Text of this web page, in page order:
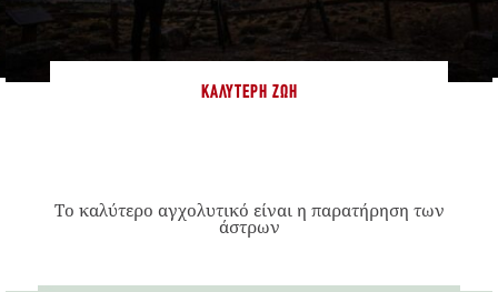
ΚΑΛΎΤΕΡΗ ΖΩΉ
Το καλύτερο αγχολυτικό είναι η παρατήρηση των
άστρων